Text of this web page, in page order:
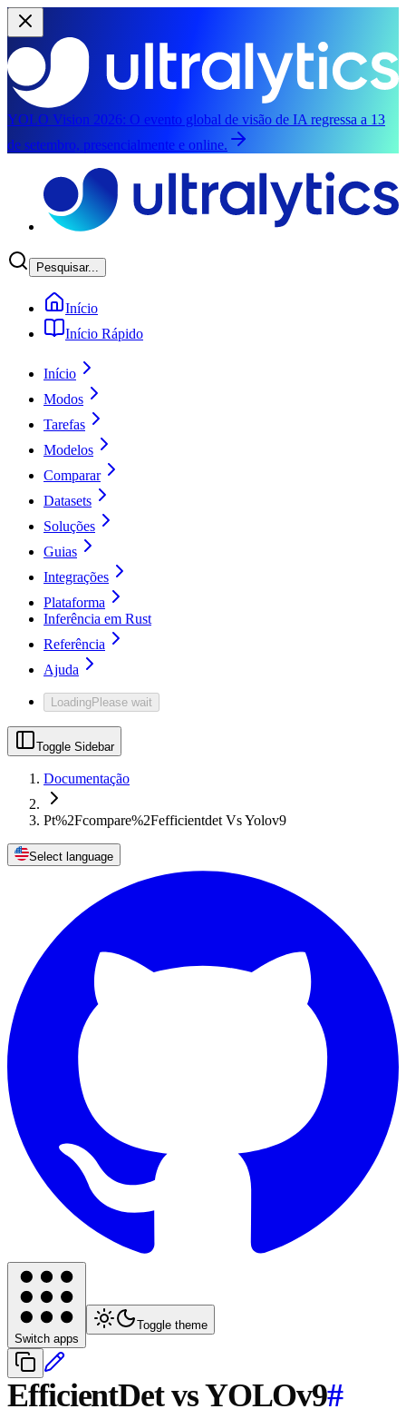
YOLO Vision 2026: O evento global de visão de IA regressa a 13
de setembro, presencialmente e online.
Pesquisar...
Início
Início Rápido
Início
Modos
Tarefas
Modelos
Comparar
Datasets
Soluções
Guias
Integrações
Plataforma
Inferência em Rust
Referência
Ajuda
LoadingPlease wait
Toggle Sidebar
Documentação
Pt%2Fcompare%2Fefficientdet Vs Yolov9
Select language
Switch apps
Toggle theme
EfficientDet vs YOLOv9#